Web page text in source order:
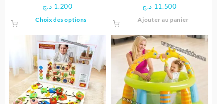
1.200 د.ج
Choix des options
plusieurs
variations.
Les
options
peuvent
être
11.500 د.ج
Ajouter au panier